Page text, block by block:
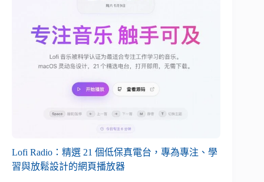
Lofi Radio：精選 21 個低保真電台，專為專注、學
習與放鬆設計的網頁播放器